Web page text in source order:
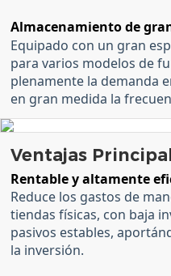
Almacenamiento de
Equipado con un gran
para varios modelos de
plenamente la demanda
en gran medida la
Ventajas
Rentable y altamente
Reduce los gastos de
tiendas físicas, con baja
pasivos estables,
la inversión.